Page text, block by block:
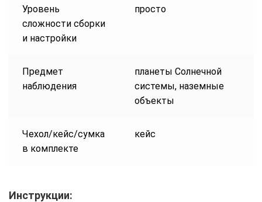
Уровень
сложности сборки
и настройки
просто
Предмет
наблюдения
планеты Солнечной
системы, наземные
объекты
Чехол/кейс/сумка
в комплекте
кейс
Инструкции: